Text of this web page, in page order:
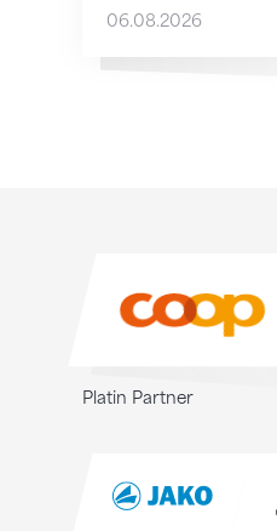
06.08.2026
Platin Partner